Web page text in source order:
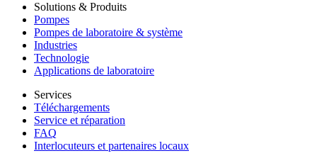
Solutions & Produits
Pompes
Pompes de laboratoire & système
Industries
Technologie
Applications de laboratoire
Services
Téléchargements
Service et réparation
FAQ
Interlocuteurs et partenaires locaux